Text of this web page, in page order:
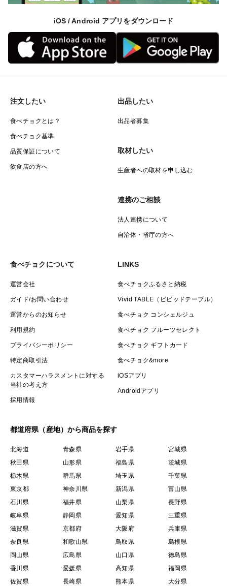
iOS / Android アプリをダウンロード
注文したい
食べチョクとは？
食べチョク基準
品質保証について
飲食店の方へ
出品したい
出品者募集
取材したい
生産者への取材を申し込む
連携のご相談
法人連携について
自治体・省庁の方へ
食べチョクについて
運営会社
ガイド/お問い合わせ
運営からのお知らせ
利用規約
プライバシーポリシー
特定商取引法
カスタマーハラスメントに対する
当社の考え方
採用情報
LINKS
食べチョクふるさと納税
Vivid TABLE（ビビッドテーブル）
食べチョク コンシェルジュ
食べチョク フルーツセレクト
食べチョク ギフトカード
食べチョク&more
iOSアプリ
Androidアプリ
都道府県（産地）から商品を探す
北海道 青森県 岩手県
宮城県
秋田県
山形県 福島県
茨城県
栃木県
群馬県 埼玉県
千葉県
東京都
神奈川県 新潟県
富山県
石川県
福井県 山梨県
長野県
岐阜県
静岡県 愛知県
三重県
滋賀県
京都府 大阪府
兵庫県
奈良県
和歌山県 鳥取県
島根県
岡山県
広島県 山口県
徳島県
香川県
愛媛県 高知県
福岡県
佐賀県
長崎県 熊本県 大分県